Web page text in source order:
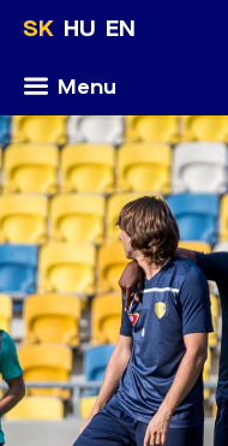
SK HU EN
Menu